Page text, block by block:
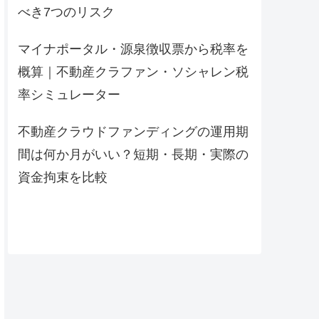
べき7つのリスク
マイナポータル・源泉徴収票から税率を
概算｜不動産クラファン・ソシャレン税
率シミュレーター
不動産クラウドファンディングの運用期
間は何か月がいい？短期・長期・実際の
資金拘束を比較